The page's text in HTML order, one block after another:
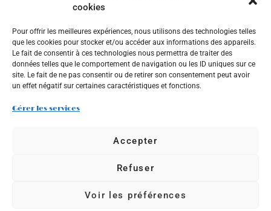
cookies
Pour offrir les meilleures expériences, nous utilisons des technologies telles
que les cookies pour stocker et/ou accéder aux informations des appareils.
Le fait de consentir à ces technologies nous permettra de traiter des
données telles que le comportement de navigation ou les ID uniques sur ce
site. Le fait de ne pas consentir ou de retirer son consentement peut avoir
un effet négatif sur certaines caractéristiques et fonctions.
Gérer les services
Accepter
Refuser
Voir les préférences